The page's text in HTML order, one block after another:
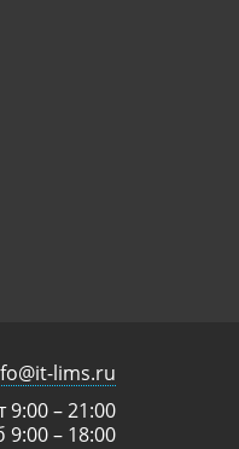
lims.ru
9:00 – 21:00
9:00 – 18:00